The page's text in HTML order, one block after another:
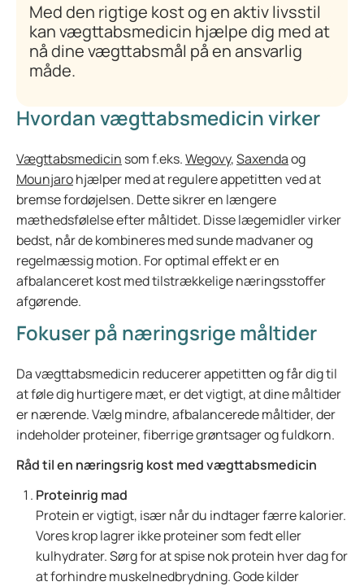
Med den rigtige kost og en aktiv livsstil
kan vægttabsmedicin hjælpe dig med at
nå dine vægttabsmål på en ansvarlig
måde.
Hvordan vægttabsmedicin virker
Vægttabsmedicin som f.eks.Wegovy,Saxendaog
Mounjarohjælper med at regulere appetitten ved at
bremse fordøjelsen. Dette sikrer en længere
mæthedsfølelse efter måltidet. Disse lægemidler virker
bedst, når de kombineres med sunde madvaner og
regelmæssig motion. For optimal effekt er en
afbalanceret kost med tilstrækkelige næringsstoffer
afgørende.
Fokuser på næringsrige måltider
Da vægttabsmedicin reducerer appetitten og får dig til
at føle dig hurtigere mæt, er det vigtigt, at dine måltider
er nærende. Vælg mindre, afbalancerede måltider, der
indeholder proteiner, fiberrige grøntsager og fuldkorn.
Råd til en næringsrig kost med vægttabsmedicin
Proteinrig mad
Protein er vigtigt, især når du indtager færre kalorier.
Vores krop lagrer ikke proteiner som fedt eller
kulhydrater. Sørg for at spise nok protein hver dag for
at forhindre muskelnedbrydning. Gode kilder